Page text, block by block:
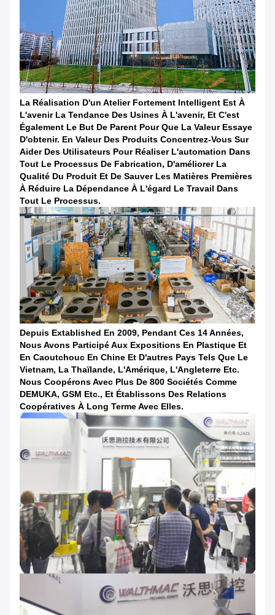
La Réalisation D'un Atelier Fortement Intelligent Est À
L'avenir La Tendance Des Usines À L'avenir, Et C'est
Également Le But De Parent Pour Que La Valeur Essaye
D'obtenir. En Valeur Des Produits Concentrez-Vous Sur
Aider Des Utilisateurs Pour Réaliser L'automation Dans
Tout Le Processus De Fabrication, D'améliorer La
Qualité Du Produit Et De Sauver Les Matières Premières
À Réduire La Dépendance À L'égard Le Travail Dans
Tout Le Processus.
Depuis Extablished En 2009, Pendant Ces 14 Années,
Nous Avons Participé Aux Expositions En Plastique Et
En Caoutchouc En Chine Et D'autres Pays Tels Que Le
Vietnam, La Thaïlande, L'Amérique, L'Angleterre Etc.
Nous Coopérons Avec Plus De 800 Sociétés Comme
DEMUKA, GSM Etc., Et Établissons Des Relations
Coopératives À Long Terme Avec Elles.